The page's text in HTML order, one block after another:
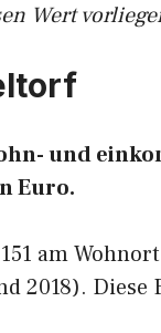
Wert
und
Euro.
am
2018).